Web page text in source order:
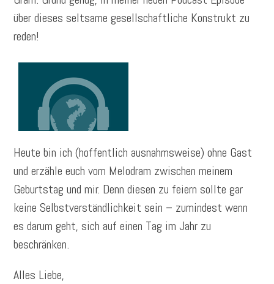
über dieses seltsame gesellschaftliche Konstrukt zu
reden!
Heute bin ich (hoffentlich ausnahmsweise) ohne Gast
und erzähle euch vom Melodram zwischen meinem
Geburtstag und mir. Denn diesen zu feiern sollte gar
keine Selbstverständlichkeit sein – zumindest wenn
es darum geht, sich auf einen Tag im Jahr zu
beschränken.
Alles Liebe,